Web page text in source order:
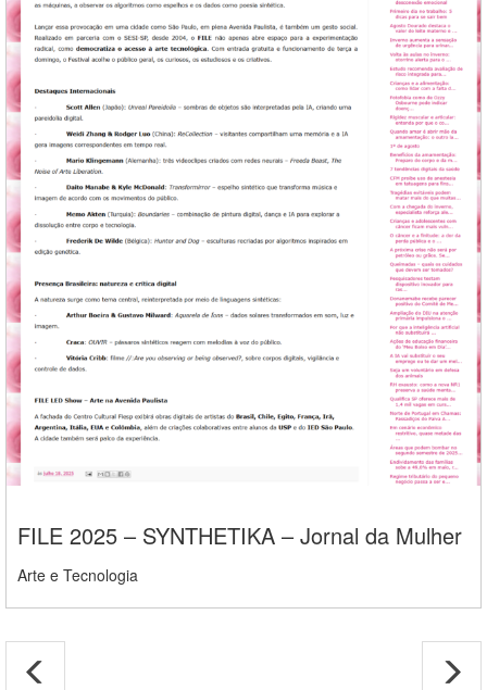
FILE 2025 – SYNTHETIKA – Jornal da Mulher
Arte e Tecnologia